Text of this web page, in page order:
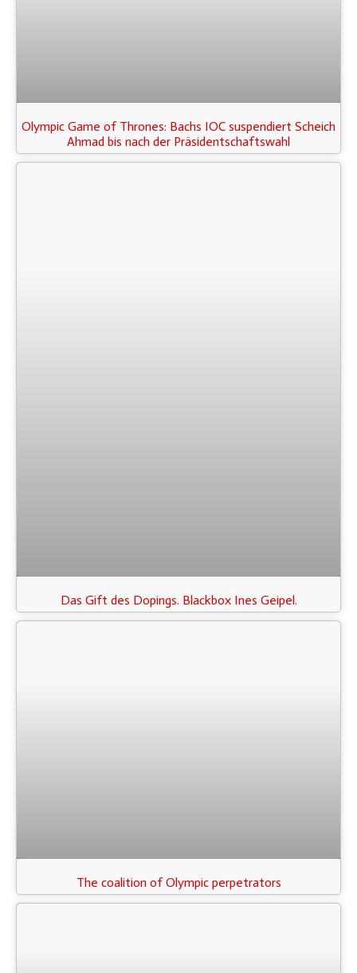
Olympic Game of Thrones: Bachs IOC suspendiert Scheich
Ahmad bis nach der Präsidentschaftswahl
Das Gift des Dopings. Blackbox Ines Geipel.
The coalition of Olympic perpetrators